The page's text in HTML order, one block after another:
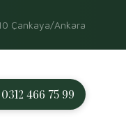
Çankaya/Ankara
0312 466 75 99